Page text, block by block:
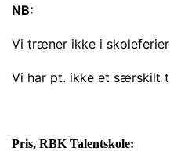
NB:
Vi træner ikke i
Vi har pt. ikke et særskilt
Pris, RBK Talentskole: